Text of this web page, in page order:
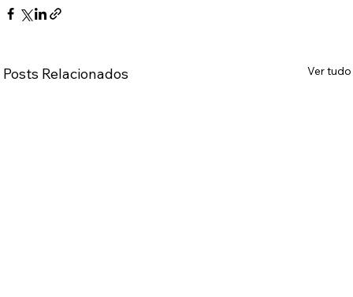
Posts Relacionados Ver tudo